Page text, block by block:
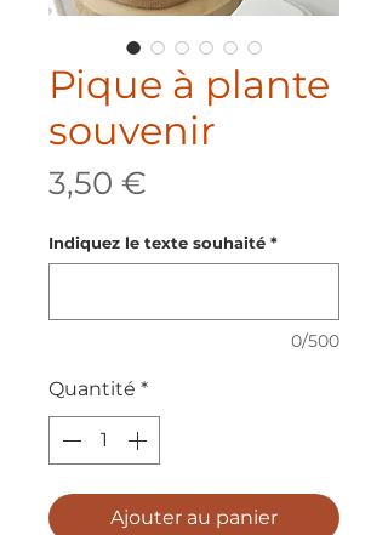
Pique à plante
souvenir
3,50 €
Indiquez le texte souhaité *
0/500
Quantité *
Ajouter au panier